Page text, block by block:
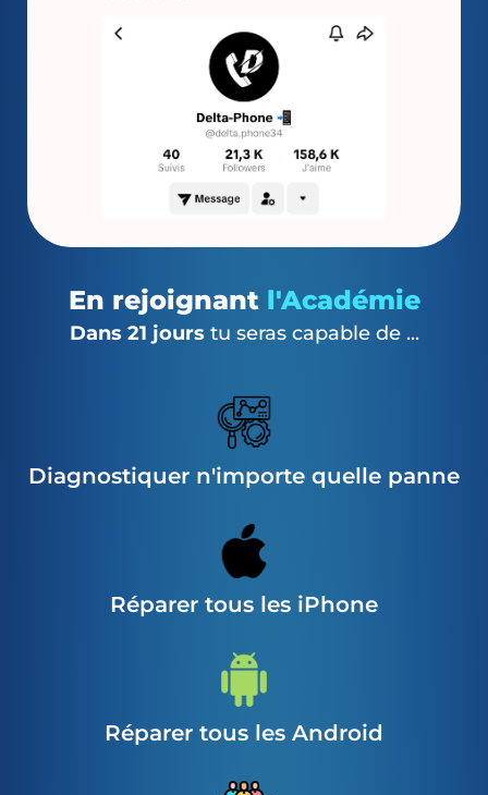
En rejoignant l'Académie
Dans 21 jours tu seras capable de ...
Diagnostiquer n'importe quelle panne
Réparer tous les iPhone
Réparer tous les Android